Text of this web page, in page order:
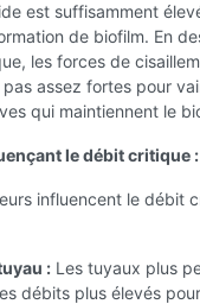
est suffisamment
de biofilm. En
les forces de
assez fortes pour
qui maintiennent le
le débit critique :
influencent le débit
: Les tuyaux plus
débits plus élevés pour